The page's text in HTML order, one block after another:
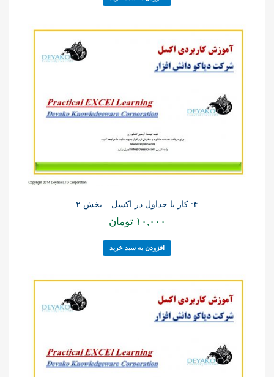
۴: کار با جداول در اکسل – بخش ۲
۱۰,۰۰۰ تومان
افزودن به سبد خرید